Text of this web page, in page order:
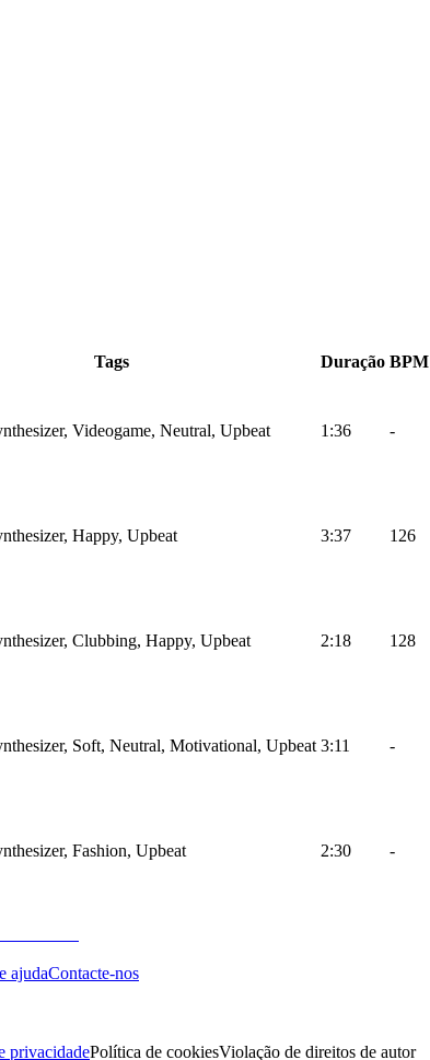
Tags Duração BPM
Videogame, Neutral, Upbeat 1:36 -
Happy, Upbeat 3:37 126
Clubbing, Happy, Upbeat 2:18 128
Soft, Neutral, Motivational, Upbeat 3:11 -
Fashion, Upbeat 2:30 -
ajudaContacte-nos
privacidadePolítica de cookiesViolação de direitos de autor